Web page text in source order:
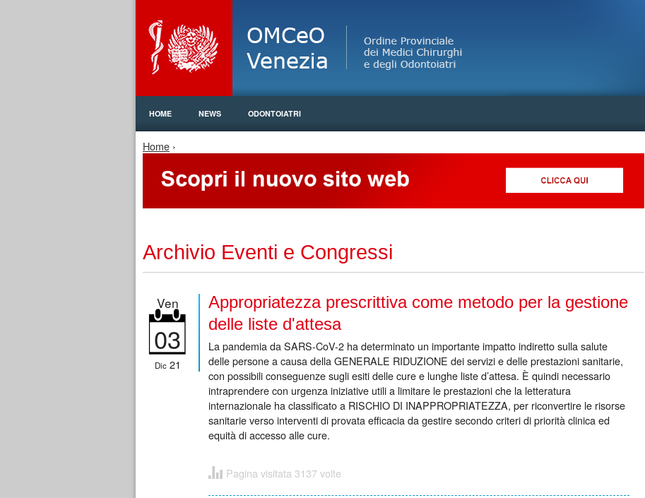
HOME NEWS ODONTOIATRI
Tu sei qui
Home ›
Archivio Eventi e Congressi
Ven
03
Dic 21
Appropriatezza prescrittiva come metodo per la gestione
delle liste d'attesa
La pandemia da SARS-CoV-2 ha determinato un importante impatto indiretto sulla salute
delle persone a causa della GENERALE RIDUZIONE dei servizi e delle prestazioni sanitarie,
con possibili conseguenze sugli esiti delle cure e lunghe liste d’attesa. È quindi necessario
intraprendere con urgenza iniziative utili a limitare le prestazioni che la letteratura
internazionale ha classificato a RISCHIO DI INAPPROPRIATEZZA, per riconvertire le risorse
sanitarie verso interventi di provata efficacia da gestire secondo criteri di priorità clinica ed
equità di accesso alle cure.
Pagina visitata 3137 volte